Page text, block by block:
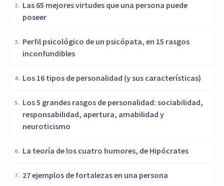
Las 65 mejores virtudes que una persona puede
poseer
Perfil psicológico de un psicópata, en 15 rasgos
inconfundibles
Los 16 tipos de personalidad (y sus características)
Los 5 grandes rasgos de personalidad: sociabilidad,
responsabilidad, apertura, amabilidad y
neuroticismo
​La teoría de los cuatro humores, de Hipócrates
27 ejemplos de fortalezas en una persona